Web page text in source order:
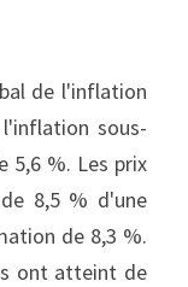
de l'inflation
sous-
5,6 %. Les prix
8,5 % d'une
de 8,3 %.
ont atteint de